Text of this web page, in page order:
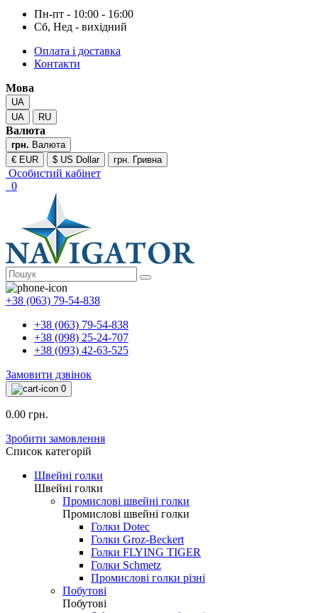
Пн-пт - 10:00 - 16:00
Сб, Нед - вихідний
Оплата і доставка
Контакти
Мова
UA
UA
RU
Валюта
грн. Валюта
€ EUR
$ US Dollar грн. Гривна
Особистий кабінет
0
+38 (063) 79-54-838
+38 (063) 79-54-838
+38 (098) 25-24-707
+38 (093) 42-63-525
Замовити дзвінок
0
0.00 грн.
Зробити замовлення
Список категорій
Швейні голки
Швейні голки
Промислові швейні голки
Промислові швейні голки
Голки Dotec
Голки Groz-Beckert
Голки FLYING TIGER
Голки Schmetz
Промислові голки різні
Побутові
Побутові